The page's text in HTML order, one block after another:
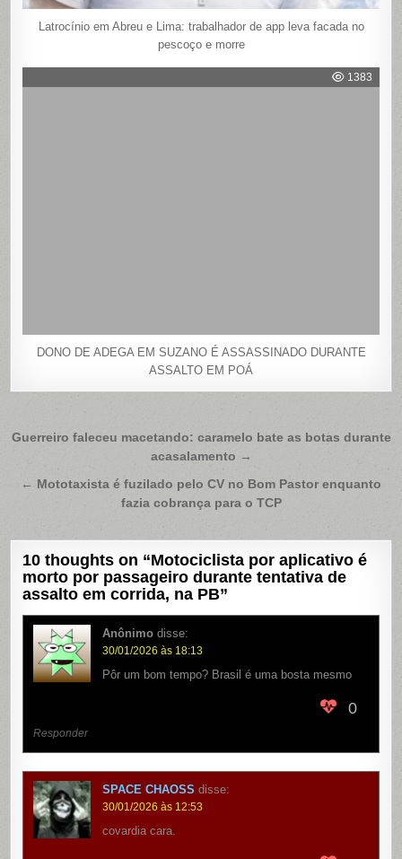
Latrocínio em Abreu e Lima: trabalhador de app leva facada no
pescoço e morre
1383
DONO DE ADEGA EM SUZANO É ASSASSINADO DURANTE
ASSALTO EM POÁ
Navegação
Post
Guerreiro faleceu macetando: caramelo bate as botas durante
acasalamento →
← Mototaxista é fuzilado pelo CV no Bom Pastor enquanto
fazia cobrança para o TCP
10 thoughts on “Motociclista por aplicativo é
morto por passageiro durante tentativa de
assalto em corrida, na PB”
Anônimo disse:
30/01/2026 às 18:13
Pôr um bom tempo? Brasil é uma bosta mesmo
0
Responder
SPACE CHAOSS disse:
30/01/2026 às 12:53
covardia cara.